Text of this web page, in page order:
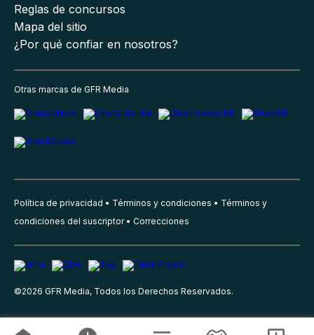
Reglas de concursos
Mapa del sitio
¿Por qué confiar en nosotros?
Otras marcas de GFR Media
Política de privacidad Términos y condiciones
Términos y
condiciones del suscriptor
Correcciones
©2026 GFR Media, Todos los Derechos Reservados.